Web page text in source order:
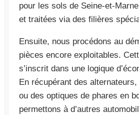
pour les sols de Seine-et-
et traitées via des filières
Ensuite, nous procédons au
pièces encore exploitables.
s’inscrit dans une logique
En récupérant des
ou des optiques de phares en
permettons à d’autres